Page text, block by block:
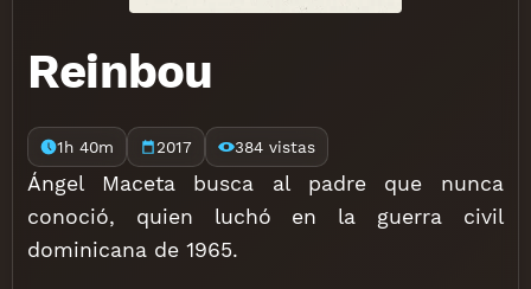
Reinbou
1h 40m 2017 384 vistas
Ángel Maceta busca al padre que nunca
conoció, quien luchó en la guerra civil
dominicana de 1965.